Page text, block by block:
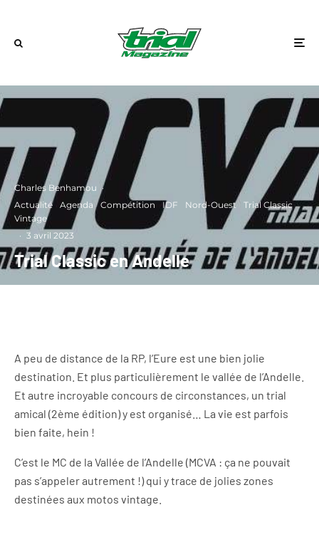
Charles Benhamou ·
Actualité
Agenda Compétition IDF Nord-Ouest
Trial Classic
Vintage
· 3 avril 2023
Trial Classic en Andelle
A peu de distance de la RP, l’Eure est une bien jolie
destination. Et plus particulièrement le vallée de l’Andelle.
Et autre incroyable concours de circonstances, un trial
amical (2ème édition) y est organisé… La vie est parfois
bien faite, hein !
C’est le MC de la Vallée de l’Andelle (MCVA : ça ne pouvait
pas s’appeler autrement !) qui y trace de jolies zones
destinées aux motos vintage.